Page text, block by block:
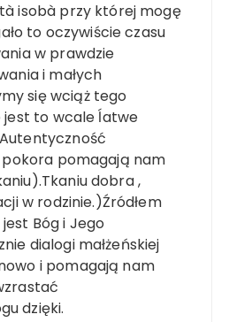
isobà przy której mogę
to oczywiście czasu
w prawdzie
i małych
się wciąż tego
jest to wcale ĺatwe
pokora pomagają nam
dobra ,
w rodzinie.)Źródłem
Bóg i Jego
dialogi małżeńskiej
i pomagają nam
dzięki.